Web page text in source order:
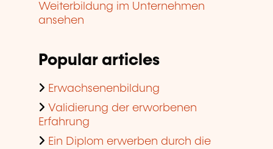
Weiterbildung im Unternehmen
ansehen
Popular articles
Erwachsenenbildung
Validierung der erworbenen
Erfahrung
Ein Diplom erwerben durch die